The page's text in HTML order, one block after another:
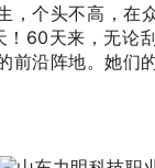
个头不高，在
60天来，无论
前沿阵地。她们